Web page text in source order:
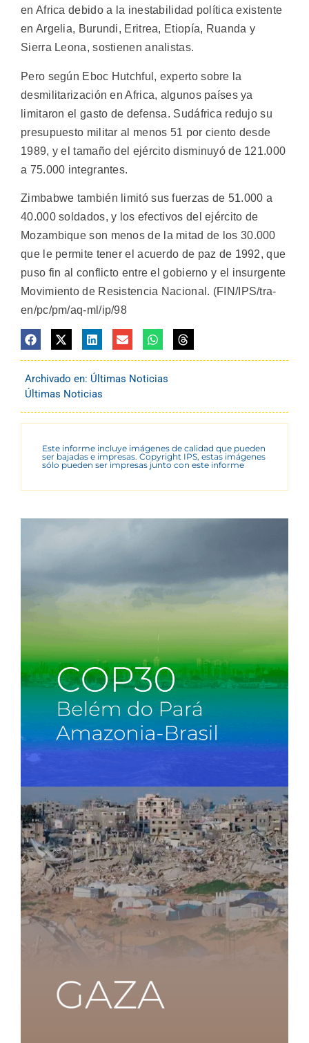
en Africa debido a la inestabilidad política existente
en Argelia, Burundi, Eritrea, Etiopía, Ruanda y
Sierra Leona, sostienen analistas.
Pero según Eboc Hutchful, experto sobre la
desmilitarización en Africa, algunos países ya
limitaron el gasto de defensa. Sudáfrica redujo su
presupuesto militar al menos 51 por ciento desde
1989, y el tamaño del ejército disminuyó de 121.000
a 75.000 integrantes.
Zimbabwe también limitó sus fuerzas de 51.000 a
40.000 soldados, y los efectivos del ejército de
Mozambique son menos de la mitad de los 30.000
que le permite tener el acuerdo de paz de 1992, que
puso fin al conflicto entre el gobierno y el insurgente
Movimiento de Resistencia Nacional. (FIN/IPS/tra-
en/pc/pm/aq-ml/ip/98
Archivado en: Últimas Noticias
Últimas Noticias
Este informe incluye imágenes de calidad que pueden
ser bajadas e impresas. Copyright IPS, estas imágenes
sólo pueden ser impresas junto con este informe